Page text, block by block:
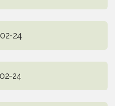
24
24